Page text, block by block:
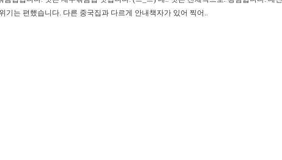
기는 편했습니다. 다른 중국집과 다르게 안내책자가 있어 찍어..